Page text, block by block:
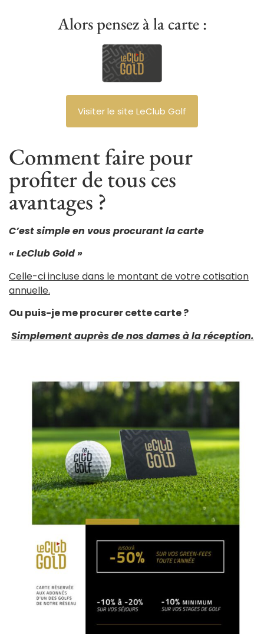
Alors pensez à la carte :
Visiter le site LeClub Golf
Comment faire pour
profiter de tous ces
avantages ?
C’est simple en vous procurant la carte
« LeClub Gold »
Celle-ci incluse dans le montant de votre cotisation
annuelle.
Ou puis-je me procurer cette carte ?
Simplement auprès de nos dames à la réception.